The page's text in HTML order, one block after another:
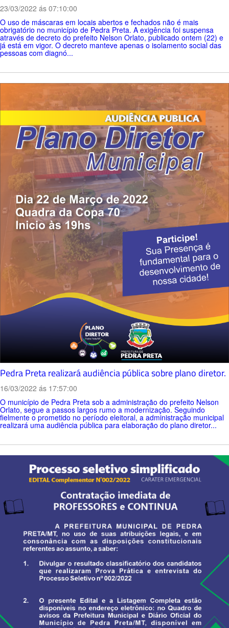
23/03/2022 ás 07:10:00
O uso de máscaras em locais abertos e fechados não é mais
obrigatório no município de Pedra Preta. A exigência foi suspensa
através de decreto do prefeito Nelson Orlato, publicado ontem (22) e
já está em vigor. O decreto manteve apenas o isolamento social das
pessoas com diagnó...
Pedra Preta realizará audiência pública sobre plano diretor.
16/03/2022 ás 17:57:00
O município de Pedra Preta sob a administração do prefeito Nelson
Orlato, segue a passos largos rumo a modernização. Seguindo
fielmente o prometido no período eleitoral, a administração municipal
realizará uma audiência pública para elaboração do plano diretor...